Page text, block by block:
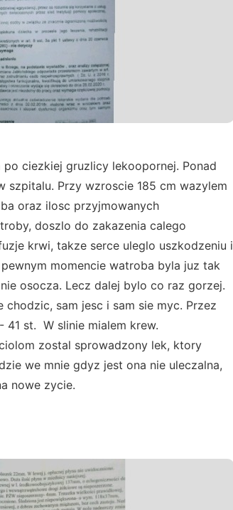
ciezkiej gruzlicy lekoopornej. Ponad
Przy wzroscie 185 cm wazylem
oraz ilosc przyjmowanych
doszlo do zakazenia calego
krwi, takze serce uleglo uszkodzeniu i
momencie watroba byla juz tak
osocza. Lecz dalej bylo co raz gorzej.
sam jesc i sam sie myc. Przez
41 st. W slinie mialem krew.
zostal sprowadzony lek, ktory
we mnie gdyz jest ona nie uleczalna,
nowe zycie.